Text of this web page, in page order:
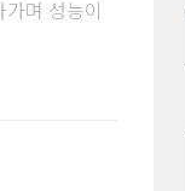
며 성능이